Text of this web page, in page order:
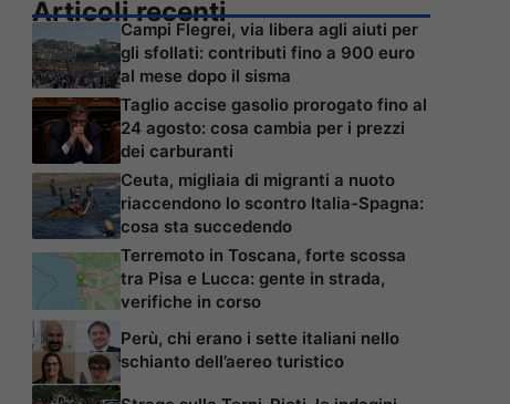
Articoli recenti
Campi Flegrei, via libera agli aiuti per
gli sfollati: contributi fino a 900 euro
al mese dopo il sisma
Taglio accise gasolio prorogato fino al
24 agosto: cosa cambia per i prezzi
dei carburanti
Ceuta, migliaia di migranti a nuoto
riaccendono lo scontro Italia-Spagna:
cosa sta succedendo
Terremoto in Toscana, forte scossa
tra Pisa e Lucca: gente in strada,
verifiche in corso
Perù, chi erano i sette italiani nello
schianto dell’aereo turistico